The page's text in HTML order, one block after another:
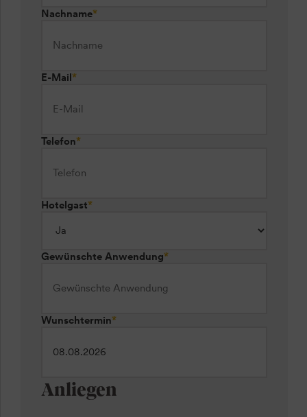
Nachname*
E-Mail*
Telefon*
Hotelgast*
Gewünschte Anwendung*
Wunschtermin*
Anliegen